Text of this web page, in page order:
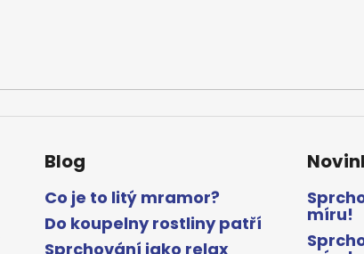
Blog
Co je to litý mramor?
Do koupelny rostliny patří
Sprchování jako relax
míru!